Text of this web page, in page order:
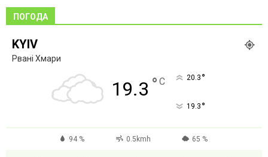
ПОГОДА
KYIV
Рвані Хмари
19.3 ° C 20.3 °
19.3 °
94 % 0.5kmh 65 %